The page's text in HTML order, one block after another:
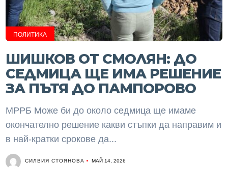
ПОЛИТИКА
ШИШКОВ ОТ СМОЛЯН: ДО
СЕДМИЦА ЩЕ ИМА РЕШЕНИЕ
ЗА ПЪТЯ ДО ПАМПОРОВО
МРРБ Може би до около седмица ще имаме
окончателно решение какви стъпки да направим и
в най-кратки срокове да...
СИЛВИЯ СТОЯНОВА МАЙ 14, 2026